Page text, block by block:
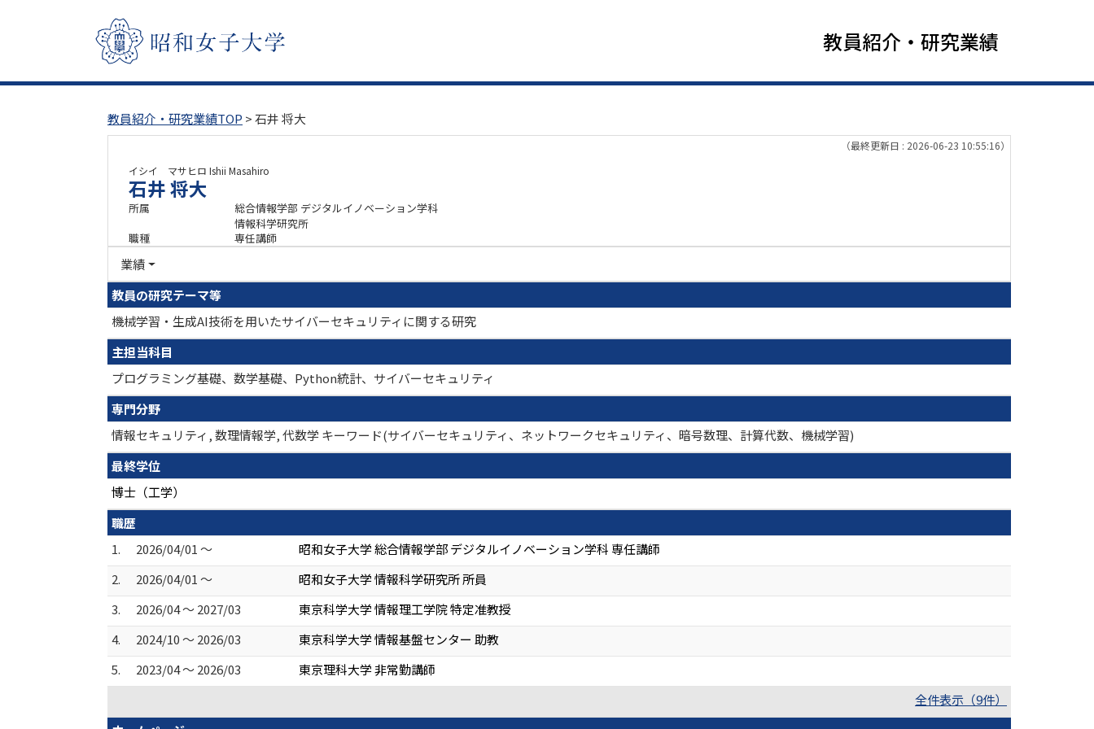
教員紹介・研究業績
教員紹介・研究業績TOP > 石井 将大
（最終更新日 : 2026-06-23 10:55:16）
イシイ マサヒロ Ishii Masahiro
石井 将大
所属
総合情報学部 デジタルイノベーション学科
情報科学研究所
職種
専任講師
業績
教員の研究テーマ等
機械学習・生成AI技術を用いたサイバーセキュリティに関する研究
主担当科目
プログラミング基礎、数学基礎、Python統計、サイバーセキュリティ
専門分野
情報セキュリティ, 数理情報学, 代数学 キーワード(サイバーセキュリティ、ネットワークセキュリティ、暗号数理、計算代数、機械学習)
最終学位
博士（工学）
職歴
1.
2026/04/01 ～
昭和女子大学 総合情報学部 デジタルイノベーション学科 専任講師
2.
2026/04/01 ～
昭和女子大学 情報科学研究所 所員
3.
2026/04 ～ 2027/03
東京科学大学 情報理工学院 特定准教授
4.
2024/10 ～ 2026/03
東京科学大学 情報基盤センター 助教
5.
2023/04 ～ 2026/03
東京理科大学 非常勤講師
全件表示（9件）